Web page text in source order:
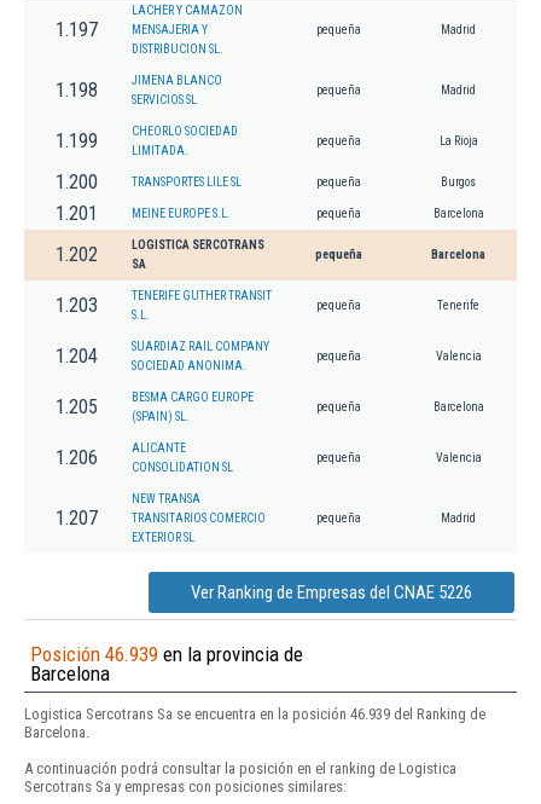
1.197
LACHER Y CAMAZON
MENSAJERIA Y
DISTRIBUCION SL.
pequeña Madrid
1.198
JIMENA BLANCO
SERVICIOS SL
pequeña Madrid
1.199
CHEORLO SOCIEDAD
LIMITADA.
pequeña La Rioja
1.200 TRANSPORTES LILE SL pequeña Burgos
1.201 MEINE EUROPE S.L. pequeña Barcelona
1.202
LOGISTICA SERCOTRANS
SA
pequeña Barcelona
1.203
TENERIFE GUTHER TRANSIT
S.L.
pequeña Tenerife
1.204
SUARDIAZ RAIL COMPANY
SOCIEDAD ANONIMA.
pequeña Valencia
1.205
BESMA CARGO EUROPE
(SPAIN) SL.
pequeña Barcelona
1.206
ALICANTE
CONSOLIDATION SL
pequeña Valencia
1.207
NEW TRANSA
TRANSITARIOS COMERCIO
EXTERIOR SL
pequeña Madrid
Ver Ranking de Empresas del CNAE 5226
Posición 46.939 en la provincia de
Barcelona
Logistica Sercotrans Sa se encuentra en la posición 46.939 del Ranking de
Barcelona.
A continuación podrá consultar la posición en el ranking de Logistica
Sercotrans Sa y empresas con posiciones similares: